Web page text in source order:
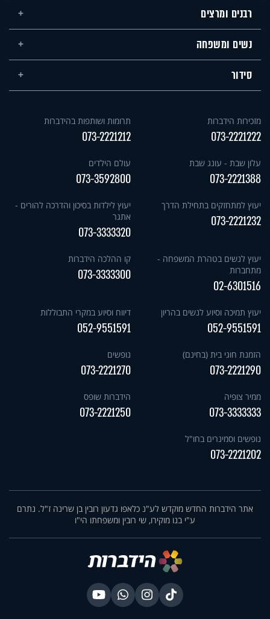
רבנים ומרצים
נשים ומשפחה
סידור
מזכירות הידברות
073-2221222
תרומות ושותפות בהידברות
073-2221212
עלון שבת - עונג שבת
073-2221388
עולם הילדים
073-3592800
יעוץ למתחזקים בתחילת הדרך
073-2221232
יעוץ לילדות בסיכון והדרכה להורים -
אתגר
073-3333320
יעוץ לנשים בטהרת המשפחה -
מתחברות
02-6301516
קו ההלכה הידברות
073-3333300
יעוץ תמיכה וסיוע לנשים בהריון
052-9551591
דיווח וסיוע במקרי התבוללות
052-9551591
הזמנת חוגי בית (בחינם)
073-2221290
נופשים
073-2221270
ממיר צופיה
073-3333333
הידברות שופס
073-2221250
נופשים וסמינרים בחו"ל
073-2221202
אתר הידברות החדש מוקדש לע"נ כלאפו גדעון רובין בן שרינה ז"ל. נתרם
ע"י בנו מוקירו, שי רובין ומשפחתו הי"ו